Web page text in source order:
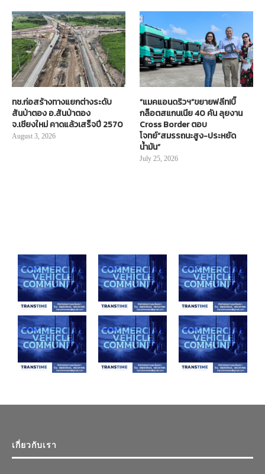
ทช.ก่อสร้างทางแยกต่างระดับ
สันป่าตอง อ.สันป่าตอง
จ.เชียงใหม่ คาดแล้วเสร็จปี 2570
August 3, 2026
“แมคแอนดริวฯ”ขยายฟลีท!บิ๊
กล็อตสแกนเนีย 40 คัน ลุยงาน
Cross Border ตอบ
โจทย์“สมรรถนะสูง-ประหยัด
น้ำมัน”
July 25, 2026
เกี่ยวกับเรา